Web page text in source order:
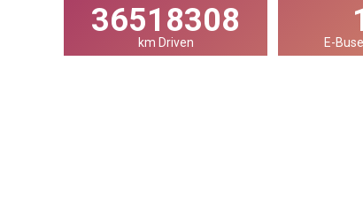
36518308
km Driven E-